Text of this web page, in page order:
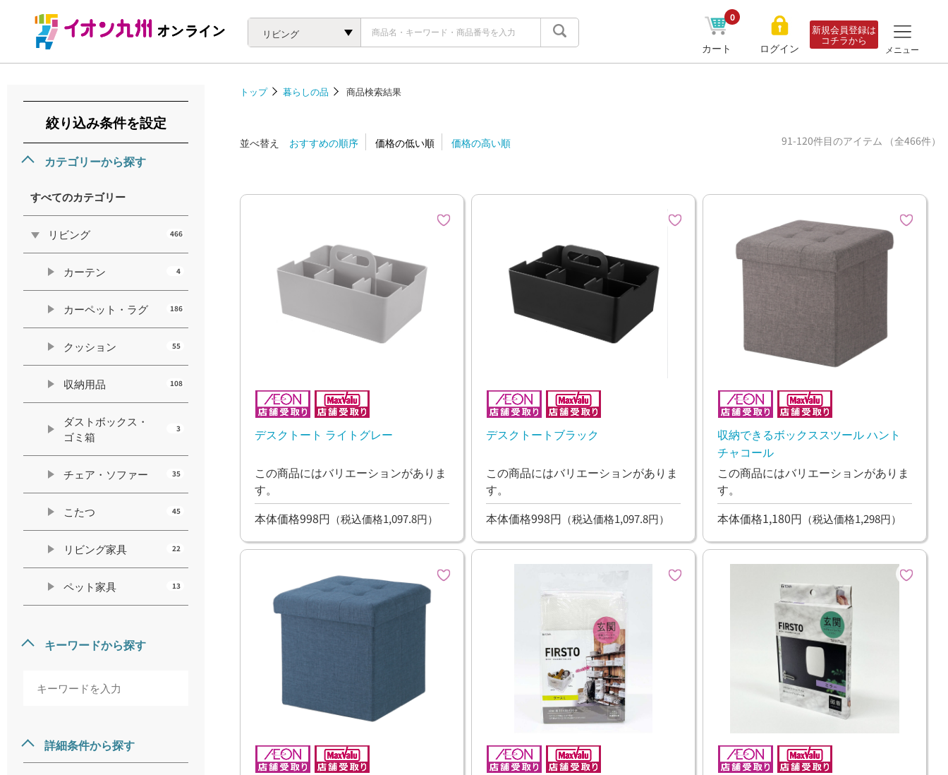
リビング
カート
0
ログイン
新規会員登録は
コチラから
メニュー
絞り込み条件を設定
カテゴリーから探す
すべてのカテゴリー
リビング 466
カーテン 4
カーペット・ラグ 186
クッション 55
収納用品 108
ダストボックス・
ゴミ箱
3
チェア・ソファー 35
こたつ 45
リビング家具 22
ペット家具 13
キーワードから探す
詳細条件から探す
トップ 暮らしの品 商品検索結果
並べ替え おすすめの順序 価格の低い順 価格の高い順 91-120件目のアイテム （全466件）
デスクトート ライトグレー
この商品にはバリエーションがありま
す。
本体価格998円 （税込価格1,097.8円）
デスクトートブラック
この商品にはバリエーションがありま
す。
本体価格998円 （税込価格1,097.8円）
収納できるボックススツール ハント
チャコール
この商品にはバリエーションがありま
す。
本体価格1,180円 （税込価格1,298円）